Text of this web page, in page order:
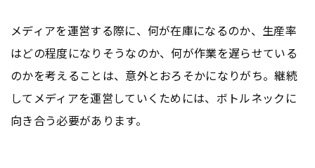
メディアを運営する際に、何が在庫になるのか、生産率
はどの程度になりそうなのか、何が作業を遅らせている
のかを考えることは、意外とおろそかになりがち。継続
してメディアを運営していくためには、ボトルネックに
向き合う必要があります。